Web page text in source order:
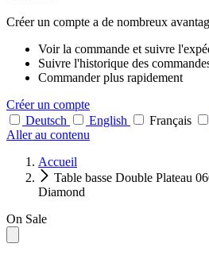
Créer un compte a de nombreux
Voir la commande et suivre
Suivre l'historique des
Commander plus rapidement
Créer un compte
Deutsch
English Français
Aller au contenu
Accueil
Table basse Double Plateau
Diamond
On Sale